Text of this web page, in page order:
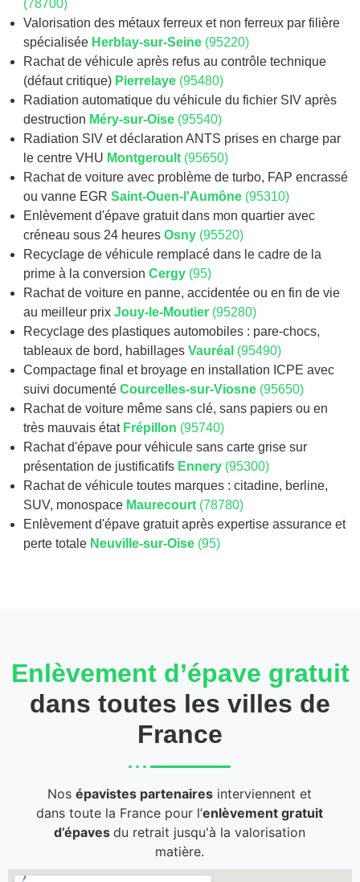
(78700)
Valorisation des métaux ferreux et non ferreux par filière
spécialisée Herblay-sur-Seine (95220)
Rachat de véhicule après refus au contrôle technique
(défaut critique) Pierrelaye (95480)
Radiation automatique du véhicule du fichier SIV après
destruction Méry-sur-Oise (95540)
Radiation SIV et déclaration ANTS prises en charge par
le centre VHU Montgeroult (95650)
Rachat de voiture avec problème de turbo, FAP encrassé
ou vanne EGR Saint-Ouen-l'Aumône (95310)
Enlèvement d'épave gratuit dans mon quartier avec
créneau sous 24 heures Osny (95520)
Recyclage de véhicule remplacé dans le cadre de la
prime à la conversion Cergy (95)
Rachat de voiture en panne, accidentée ou en fin de vie
au meilleur prix Jouy-le-Moutier (95280)
Recyclage des plastiques automobiles : pare-chocs,
tableaux de bord, habillages Vauréal (95490)
Compactage final et broyage en installation ICPE avec
suivi documenté Courcelles-sur-Viosne (95650)
Rachat de voiture même sans clé, sans papiers ou en
très mauvais état Frépillon (95740)
Rachat d'épave pour véhicule sans carte grise sur
présentation de justificatifs Ennery (95300)
Rachat de véhicule toutes marques : citadine, berline,
SUV, monospace Maurecourt (78780)
Enlèvement d'épave gratuit après expertise assurance et
perte totale Neuville-sur-Oise (95)
Enlèvement d’épave gratuit
dans toutes les villes de
France
Nosépavistes partenaires interviennent et
dans toute la France pour l’enlèvement gratuit
d’épavesdu retrait jusqu'à la valorisation
matière.